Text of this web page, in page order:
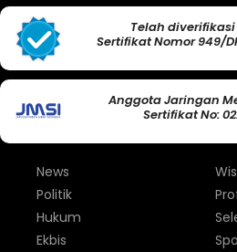
Telah diverifikasi
Sertifikat Nomor 949/
Anggota Jaringan
Sertifikat No:
News
Politik
Hukum
Ekbis